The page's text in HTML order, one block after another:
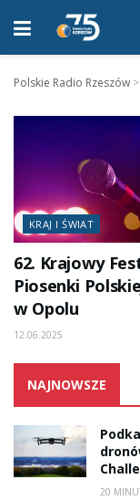
Polskie Radio Rzeszów >
KRAJ I ŚWIAT
62. Krajowy
Piosenki
w Opolu
12.06.2025
NAJNOWSZE
20